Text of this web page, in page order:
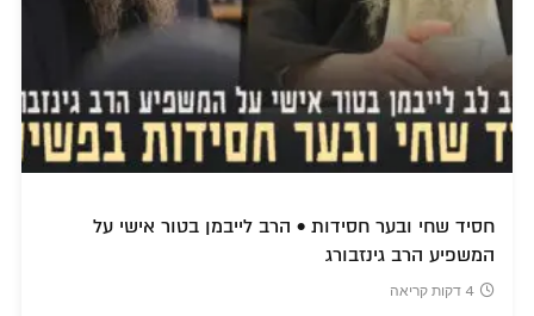
חסיד שחי ובער חסידות • הרב לייבמן בטור אישי על
המשפיע הרב גינזבורג
4 דקות קריאה